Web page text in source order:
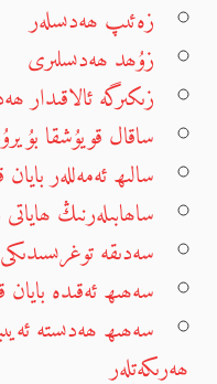
زەئىپ ھەدىسلەر
زۇھد ھەدىسلىرى
زىكىرگە ئالاقىدار
ساقال قويۇشقا
سالىھ ئەمەللەر
ساھابىلەرنىڭ
سەدىقە
سەھىھ ئەقىدە بايان
سەھىھ ھەدىستە
ھەرىكەتلەر